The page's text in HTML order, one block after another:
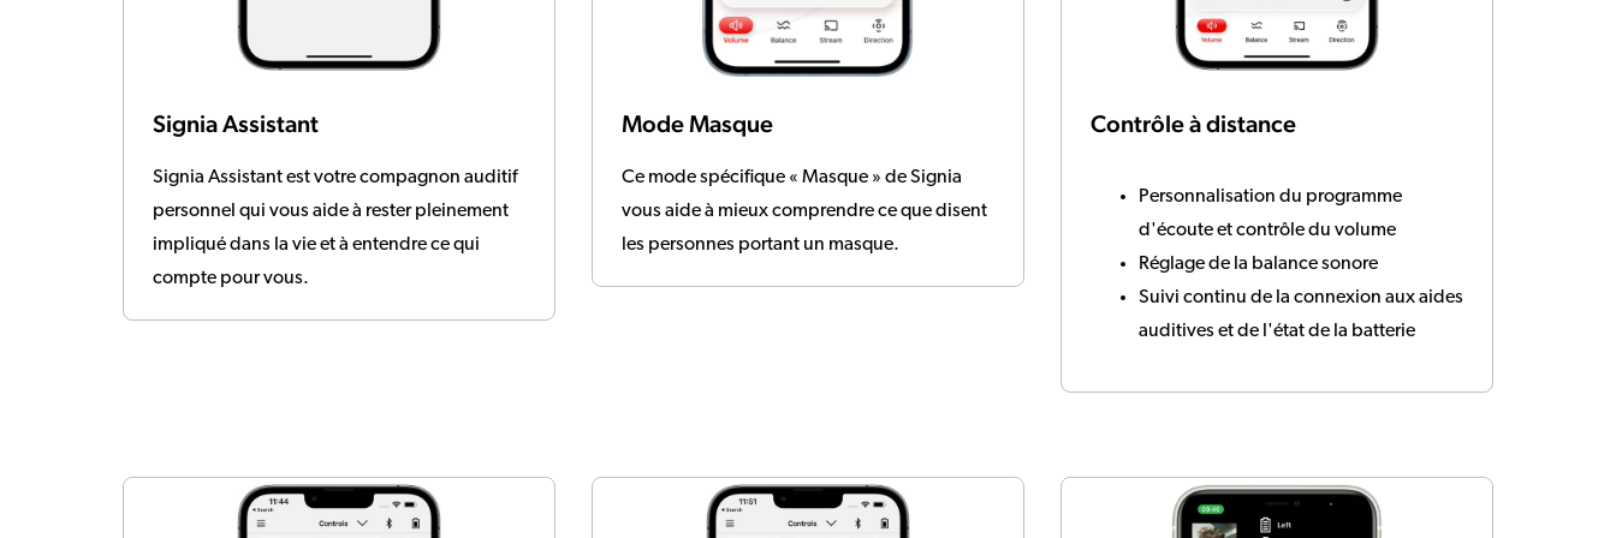
Signia Assistant
Signia Assistant est votre compagnon auditif
personnel qui vous aide à rester pleinement
impliqué dans la vie et à entendre ce qui
compte pour vous.
Mode Masque
Ce mode spécifique « Masque » de Signia
vous aide à mieux comprendre ce que disent
les personnes portant un masque.
Contrôle à distance
Personnalisation du programme
d'écoute et contrôle du volume
Réglage de la balance sonore
Suivi continu de la connexion aux aides
auditives et de l'état de la batterie